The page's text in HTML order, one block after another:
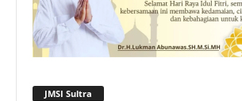
JMSI Sultra